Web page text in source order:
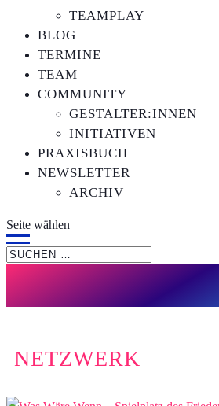
TEAMPLAY
BLOG
TERMINE
TEAM
COMMUNITY
GESTALTER:INNEN
INITIATIVEN
PRAXISBUCH
NEWSLETTER
ARCHIV
Seite wählen
NETZWERK